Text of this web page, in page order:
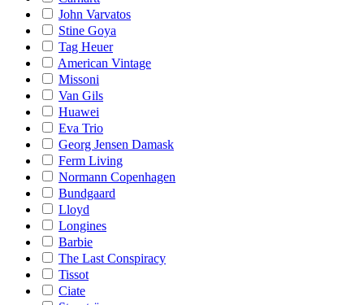
John Varvatos
Stine Goya
Tag Heuer
American Vintage
Missoni
Van Gils
Huawei
Eva Trio
Georg Jensen Damask
Ferm Living
Normann Copenhagen
Bundgaard
Lloyd
Longines
Barbie
The Last Conspiracy
Tissot
Ciate